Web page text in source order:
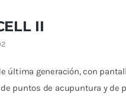
II
última generación, con
puntos de acupuntura y de